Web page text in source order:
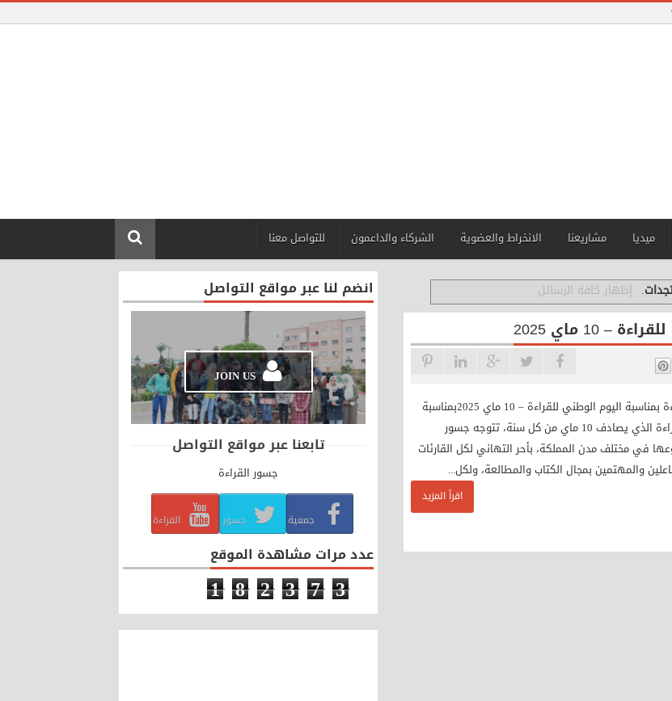
ميديا مشاريعنا الانخراط والعضوية الشركاء والداعمون للتواصل معنا
. إظهار كافة الرسائل
ماي 2025
بيان جسور القراءة بمناسبة اليوم الوطني للقراءة – 10 ماي 2025بمناسبة
اليوم الوطني للقراءة الذي يصادف 10 ماي من كل سنة، تتوجه جسور
في مختلف مدن المملكة، بأحر التهاني لكل القارئات
والمهتمين بمجال الكتاب والمطالعة، ولكل...
اقرأ المزيد
انضم لنا عبر مواقع التواصل
JOIN US
تابعنا عبر مواقع التواصل
جسور القراءة
جمعية جسور القراءة
عدد مرات مشاهدة الموقع
1 8 2 3 7 3